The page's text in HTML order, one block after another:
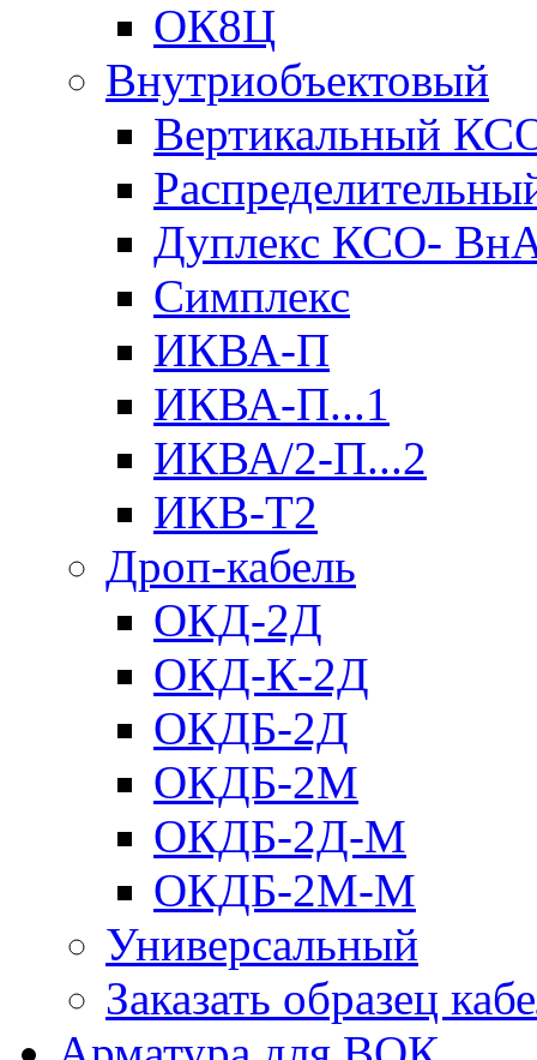
ОК8Ц
Внутриобъектовый
Вертикальный
Дуплекс КСО-
Симплекс
ИКВА-П
ИКВА-П...1
ИКВА/2-П...2
ИКВ-Т2
Дроп-кабель
ОКД-2Д
ОКД-К-2Д
ОКДБ-2Д
ОКДБ-2М
ОКДБ-2Д-М
ОКДБ-2М-М
Универсальный
Заказать образец